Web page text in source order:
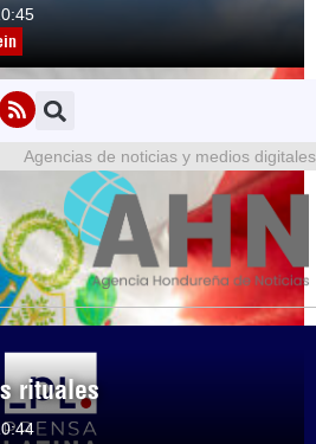
rituales
Agencias de noticias y medios digitales